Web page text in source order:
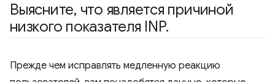
Выясните, что является причиной
низкого показателя INP.
Прежде чем исправлять медленную реакцию